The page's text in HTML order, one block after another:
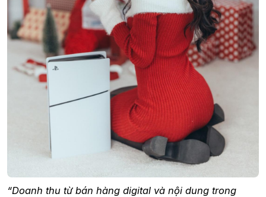
“Doanh thu từ bán hàng digital và nội dung trong